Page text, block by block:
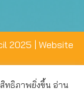
2025 | Website
ทธิภาพยิ่งขึ้น อ่าน
นที่ดีให้แก่ท่าน คุณ